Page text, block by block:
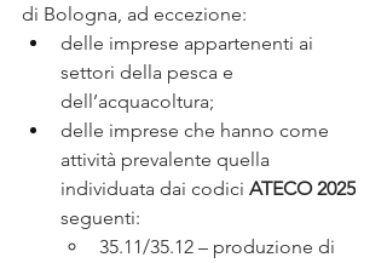
di Bologna, ad eccezione:
delle imprese appartenenti ai
settori della pesca e
dell’acquacoltura;
delle imprese che hanno come
attività prevalente quella
individuata dai codici ATECO 2025
seguenti:
35.11/35.12 – produzione di